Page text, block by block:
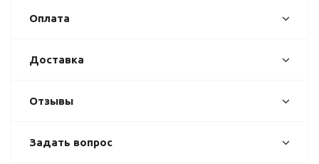
Оплата
Доставка
Отзывы
Задать вопрос